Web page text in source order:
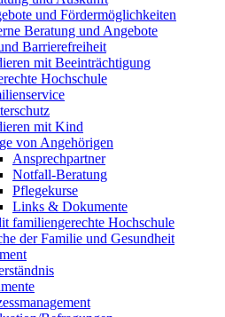
und Fördermöglichkeiten
Beratung und Angebote
Barrierefreiheit
mit Beeinträchtigung
Hochschule
mit Kind
von Angehörigen
Ansprechpartner
Notfall-Beratung
Pflegekurse
Links & Dokumente
familiengerechte Hochschule
der Familie und Gesundheit